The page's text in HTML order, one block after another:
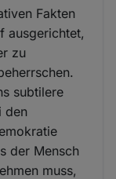
Fakten
ausgerichtet,
zu
subtilere
den
der Mensch
muss,